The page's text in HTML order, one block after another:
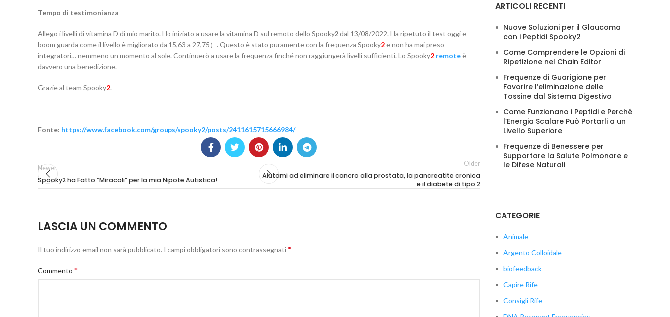
Tempo di testimonianza
Allego i livelli di vitamina D di mio marito. Ho iniziato a usare la vitamina D sul remoto dello Spooky2dal 13/08/2022. Ha ripetuto il test oggi e
boom guarda come il livello è migliorato da 15,63 a 27,75）. Questo è stato puramente con la frequenza Spooky2e non ha mai preso
integratori… nemmeno un momento al sole. Continuerò a usare la frequenza finché non raggiungerà livelli sufficienti. Lo Spooky2 remoteè
davvero una benedizione.
Grazie al team Spooky2.
Fonte: https://www.facebook.com/groups/spooky2/posts/2411615715666984/
Newer
Spooky2 ha Fatto “Miracoli” per la mia Nipote Autistica!
Older
Aiutami ad eliminare il cancro alla prostata, la pancreatite cronica
e il diabete di tipo 2
LASCIA UN COMMENTO
Il tuo indirizzo email non sarà pubblicato. I campi obbligatori sono contrassegnati*
Commento *
ARTICOLI RECENTI
Nuove Soluzioni per il Glaucoma
con i Peptidi Spooky2
Come Comprendere le Opzioni di
Ripetizione nel Chain Editor
Frequenze di Guarigione per
Favorire l’eliminazione delle
Tossine dal Sistema Digestivo
Come Funzionano i Peptidi e Perché
l’Energia Scalare Può Portarli a un
Livello Superiore
Frequenze di Benessere per
Supportare la Salute Polmonare e
le Difese Naturali
CATEGORIE
Animale
Argento Colloidale
biofeedback
Capire Rife
Consigli Rife